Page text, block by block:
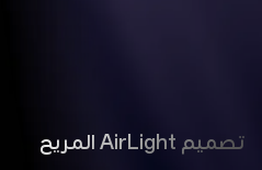
تصميم AirLight المريح